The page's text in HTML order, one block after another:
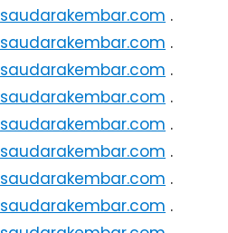
saudarakembar.com .
saudarakembar.com .
saudarakembar.com .
saudarakembar.com .
saudarakembar.com .
saudarakembar.com .
saudarakembar.com .
saudarakembar.com .